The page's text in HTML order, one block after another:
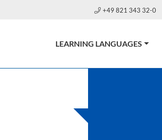
+49 821 343 32-0
LEARNING LANGUAGES